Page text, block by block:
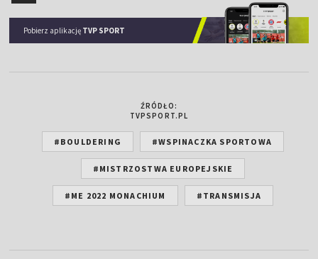
Pobierz aplikację TVP SPORT
ŹRÓDŁO:
TVPSPORT.PL
#BOULDERING #WSPINACZKA SPORTOWA
#MISTRZOSTWA EUROPEJSKIE
#ME 2022 MONACHIUM #TRANSMISJA